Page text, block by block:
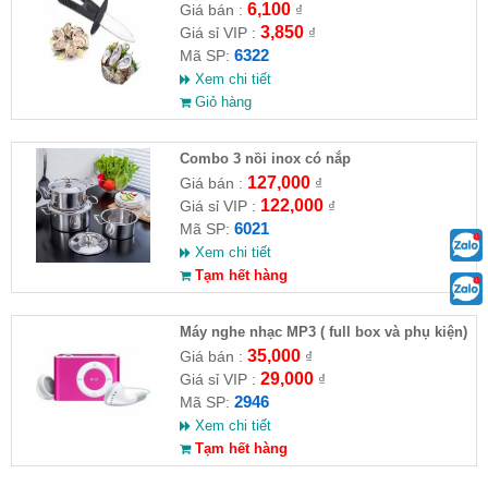
Giá bán : 6,100₫
Giá sỉ VIP : 3,850₫
Mã SP: 6322
Xem chi tiết
Giỏ hàng
Combo 3 nồi inox có nắp
Giá bán : 127,000₫
Giá sỉ VIP : 122,000₫
Mã SP: 6021
Xem chi tiết
Tạm hết hàng
Máy nghe nhạc MP3 ( full box và phụ kiện)
Giá bán : 35,000₫
Giá sỉ VIP : 29,000₫
Mã SP: 2946
Xem chi tiết
Tạm hết hàng